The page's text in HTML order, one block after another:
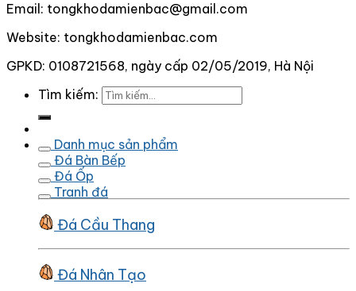
Email: tongkhodamienbac@gmail.com
Website: tongkhodamienbac.com
GPKD: 0108721568, ngày cấp 02/05/2019, Hà Nội
Tìm kiếm:
Danh mục sản phẩm
Đá Bàn Bếp
Đá Ốp
Tranh đá
Đá Cầu Thang
Đá Nhân Tạo